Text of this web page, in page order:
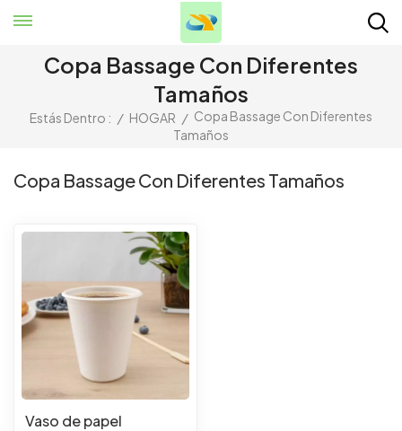
Copa Bassage Con Diferentes
Tamaños
Estás Dentro : / HOGAR / Copa Bassage Con Diferentes
Tamaños
Copa Bassage Con Diferentes Tamaños
Vaso de papel